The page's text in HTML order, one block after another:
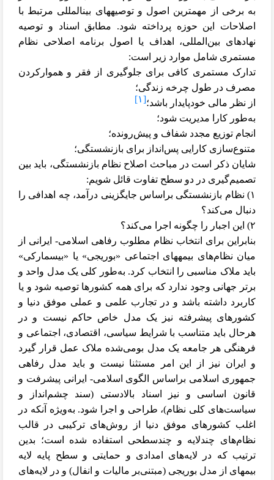
به برخی از مهمترین اصول و توصیههای بینالمللی مرتبط با
اصلاحات این حوزه پرداخته شود. مطابق اسناد و توصیه‌
نهادهای بین‌المللی، اهداف یا اصول برنامه اصلاحی نظام
مستمری شامل موارد زیر است:
تدارک مستمری کافی برای جلوگیری از فقر و هموار‌کردن
مصرف در طول چرخه زندگی؛
از نظر مالی خودپایدار باشد؛[۱]
به‌طور کارا مدیریت شود؛
انجام توزیع مجدد شفاف و پیش‌رونده؛
متنوع‌سازی کارایی پس‌انداز برای بازنشستگی؛
شایان ذکر است در مباحث اصلاح نظام بازنشستگی، باید بین
تصمیم‌گیری در دو سطح تفاوت قائل شویم:
۱) نظام بازنشستگی براساس جایگزینی درآمد، چه اهدافی را
دنبال می‌کند؟
۲) این اجبار را چگونه اجرا می‌کند؟
بنابراین برای انتخاب نظام مطلوب رفاهی اسلامی- ایرانی از
میان نظام‌های بیمههای اجتماعی «‌بوریجی‌» یا «‌بیسمارکی‌»
باید ملاک مناسبی را انتخاب کرد. به‌طور کلی یک مدل واحد و
برتر جهانی وجود ندارد که برای همه کشورها توصیه شود و یا
کاربرد داشته باشد و در تجارب علمی و عملی موفق دنیا و
کشورهای پیشرفته نیز یک مدل خاص حاکم نیست و در
هرحال باید متناسب با شرایط سیاسی، اقتصادی، اجتماعی و
فرهنگی هر جامعه یک مدل بومی‌شده ملاک عمل قرار گیرد
و ایران نیز از این امر مستثنا نیست و باید مدل رفاهی
جمهوری اسلامی براساس الگوی اسلامی‌- ایرانی پیشرفت و
قانون اساسی و نیز اسناد بالادستی (سند چشم‌انداز و
سیاست‌های کلی نظام)، طراحی و اجرا شود. به‌ویژه آنکه در
اغلب کشورهای موفق دنیا از روش‌های ترکیبی در قالب
نظام‌های چندلایه و چندسطحی استفاده شده است؛ بدین
ترتیب که در لایه‌های امدادی و حمایتی و سطح پایه لایه
بیمهای از مدل بوریجی (مبتنی‌بر مالیات و انفال) و در لایه‌های